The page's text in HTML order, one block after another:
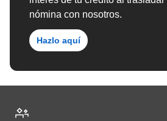
nómina con nosotros.
Hazlo aquí